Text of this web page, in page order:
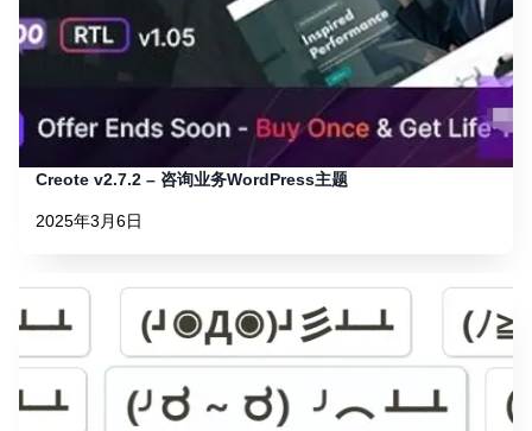
Creote v2.7.2 – 咨询业务WordPress主题
2025年3月6日